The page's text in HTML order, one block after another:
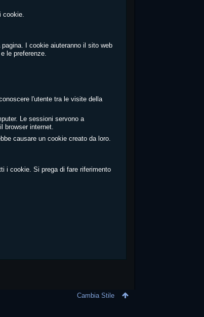
cookie.
I cookie aiuteranno il sito web
le preferenze.
l'utente tra le visite della
Le sessioni servono a
browser internet.
causare un cookie creato da loro.
i cookie. Si prega di fare riferimento
Cambia Stile